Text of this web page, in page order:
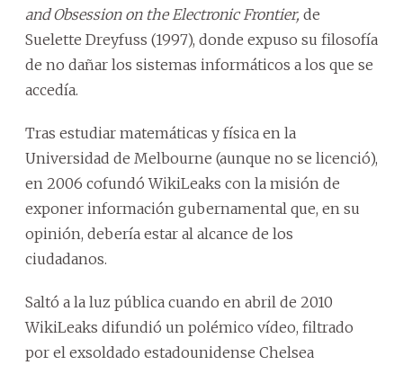
and Obsession on the Electronic Frontier, de
Suelette Dreyfuss (1997), donde expuso su filosofía
de no dañar los sistemas informáticos a los que se
accedía.
Tras estudiar matemáticas y física en la
Universidad de Melbourne (aunque no se licenció),
en 2006 cofundó WikiLeaks con la misión de
exponer información gubernamental que, en su
opinión, debería estar al alcance de los
ciudadanos.
Saltó a la luz pública cuando en abril de 2010
WikiLeaks difundió un polémico vídeo, filtrado
por el exsoldado estadounidense Chelsea